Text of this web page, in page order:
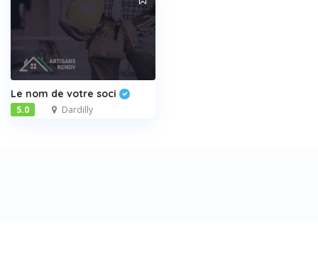
Le nom de votre soci
5.0 Dardilly